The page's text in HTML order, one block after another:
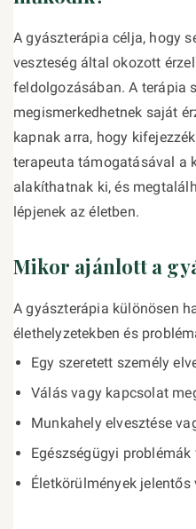
A gyászterápia célja, hogy
veszteség által okozott
feldolgozásában. A terápia
megismerkedhetnek saját
kapnak arra, hogy
terapeuta támogatásával a
alakíthatnak ki, és
lépjenek az életben.
Mikor ajánlott a
A gyászterápia különösen
élethelyzetekben és
Egy szeretett személy
Válás vagy kapcsolat
Munkahely elvesztése
Egészségügyi
Életkörülmények jelentős